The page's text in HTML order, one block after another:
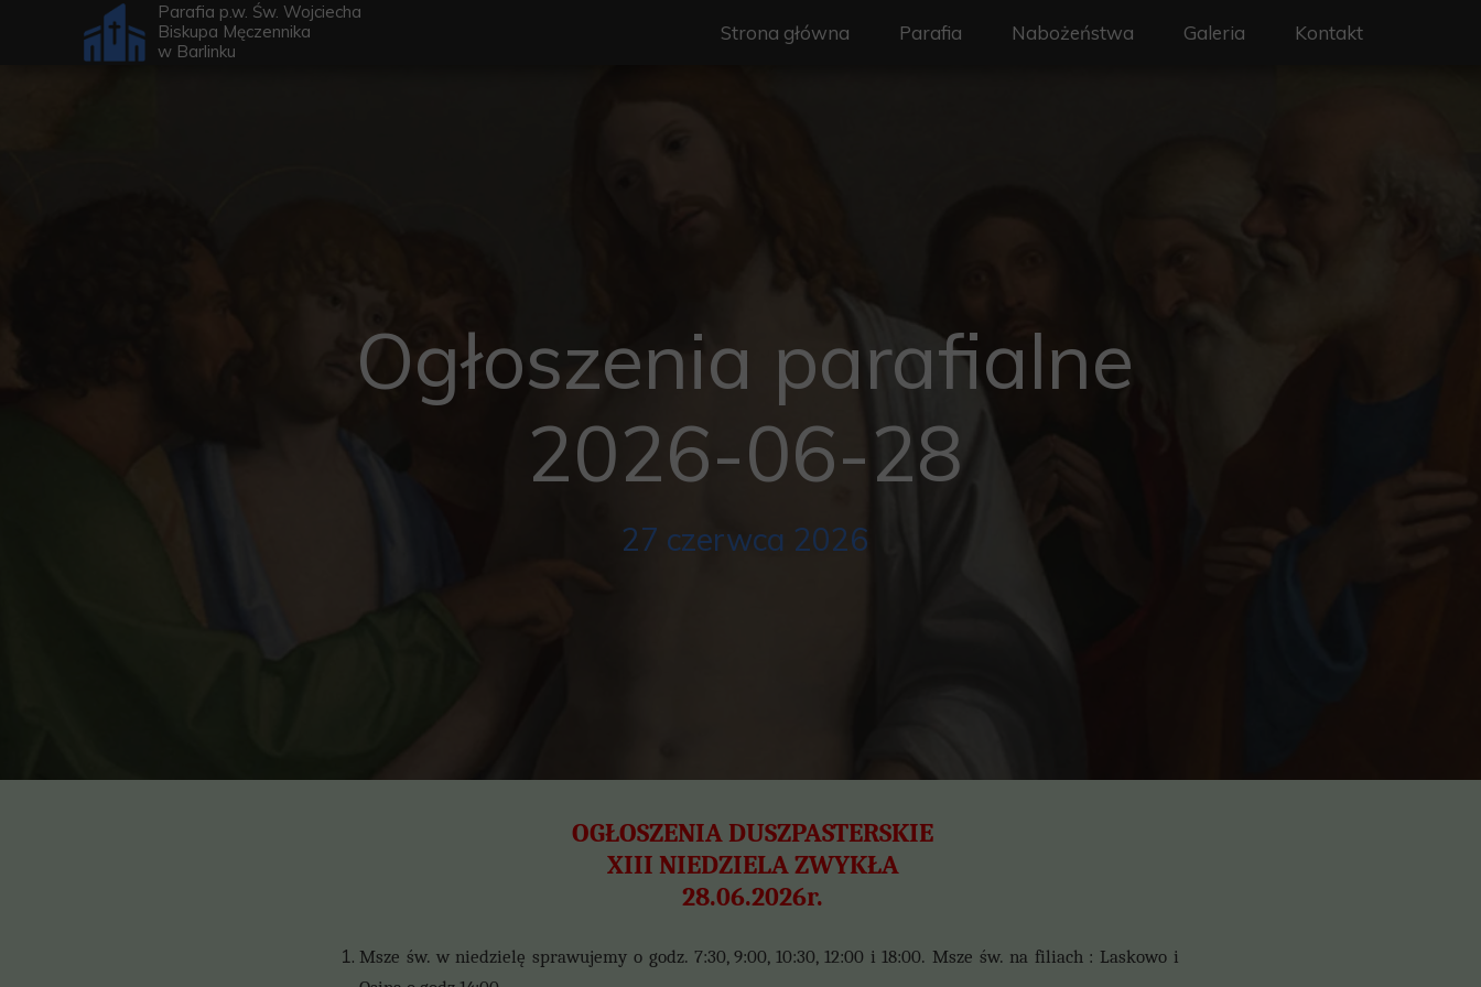
Parafia p.w. Św. Wojciecha
Biskupa Męczennika
w Barlinku
Strona główna Parafia
Historia
Nabożeństwa Galeria Kontakt
Ogłoszenia parafialne
2026-06-28
27 czerwca 2026
OGŁOSZENIA DUSZPASTERSKIE
XIII NIEDZIELA ZWYKŁA
28.06.2026r.
Msze św. w niedzielę sprawujemy o godz. 7:30, 9:00, 10:30, 12:00 i 18:00. Msze św. na filiach : Laskowo i